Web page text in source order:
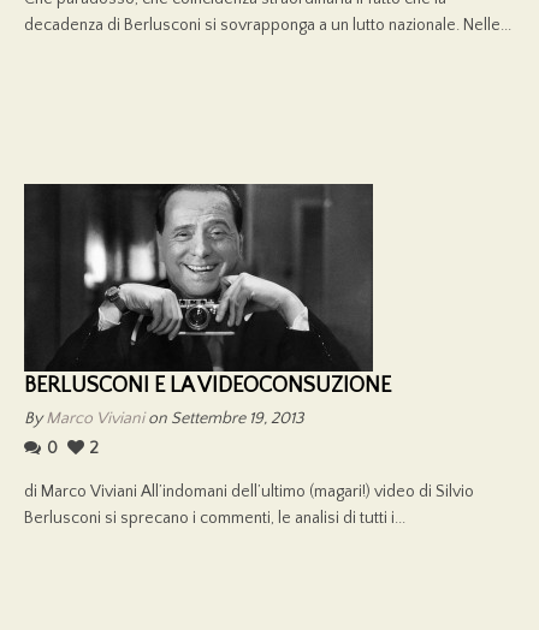
decadenza di Berlusconi si sovrapponga a un lutto nazionale. Nelle...
BERLUSCONI E LA VIDEOCONSUZIONE
ByMarco Vivianion Settembre 19, 2013
0
2
di Marco Viviani All’indomani dell’ultimo (magari!) video di Silvio
Berlusconi si sprecano i commenti, le analisi di tutti i...